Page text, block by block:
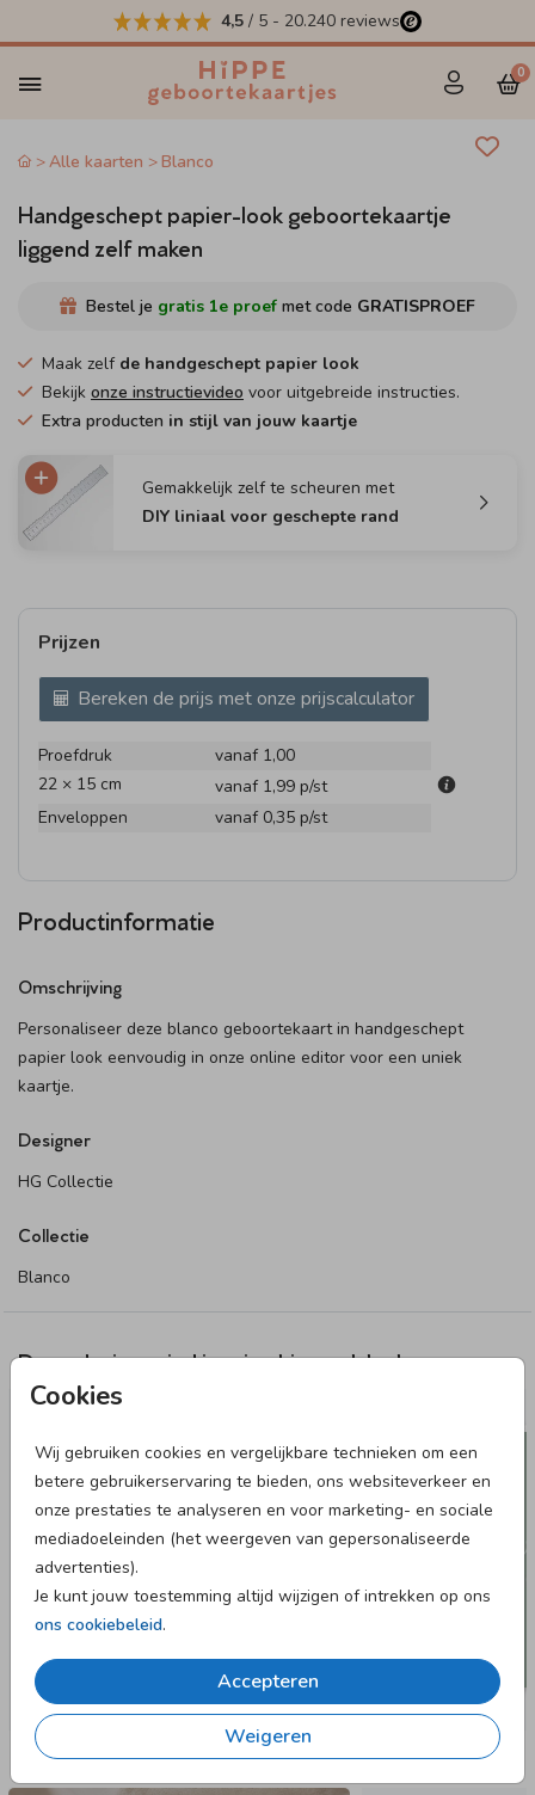
4,5 / 5 - 20.240 reviews
0
Cookies
Wij gebruiken cookies en vergelijkbare technieken om een
betere gebruikerservaring te bieden, ons websiteverkeer en
onze prestaties te analyseren en voor marketing- en sociale
mediadoeleinden (het weergeven van gepersonaliseerde
advertenties).
Je kunt jouw toestemming altijd wijzigen of intrekken op ons
ons cookiebeleid.
Accepteren
Weigeren
Alle kaarten Blanco
Handgeschept papier-look geboortekaartje
liggend zelf maken
Bestel je gratis 1e proef met code GRATISPROEF
Maak zelf de handgeschept papier look
Bekijk onze instructievideo voor uitgebreide instructies.
Extra producten in stijl van jouw kaartje
Gemakkelijk zelf te scheuren met
DIY liniaal voor geschepte rand
Prijzen
Bereken de prijs met onze prijscalculator
Proefdruk
vanaf 1,00
22 × 15 cm
vanaf 1,99 p/st
Enveloppen
vanaf 0,35 p/st
Productinformatie
Omschrijving
Personaliseer deze blanco geboortekaart in handgeschept
papier look eenvoudig in onze online editor voor een uniek
kaartje.
Designer
HG Collectie
Collectie
Blanco
Deze designs vind je misschien ook leuk
Nog meer in deze stijl